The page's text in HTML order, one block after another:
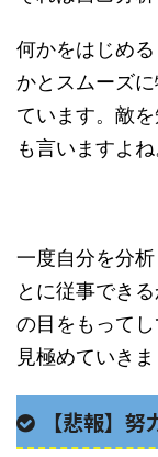
何かをはじめ
かとスムーズ
ています。敵
も言いますよね
一度自分を分
とに従事でき
の目をもって
見極めていきま
【悲報】